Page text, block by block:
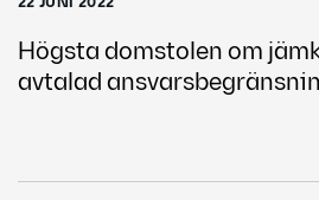
Högsta domstolen om
avtalad